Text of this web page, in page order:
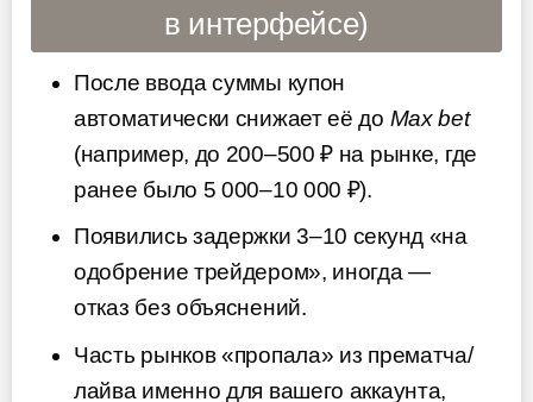
в интерфейсе)
После ввода суммы купон
автоматически снижает её до Max bet
(например, до 200–500 ₽ на рынке, где
ранее было 5 000–10 000 ₽).
Появились задержки 3–10 секунд «на
одобрение трейдером», иногда —
отказ без объяснений.
Часть рынков «пропала» из прематча/
лайва именно для вашего аккаунта,